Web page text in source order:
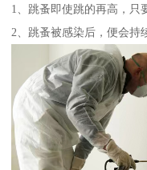
1、跳蚤即使跳的再高，只
2、跳蚤被感染后，便会持